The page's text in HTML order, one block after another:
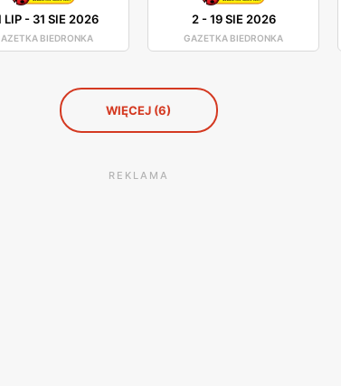
LIP- 31 SIE 2026
BIEDRONKA
2-19 SIE 2026
GAZETKA BIEDRONKA
WIĘCEJ (6)
REKLAMA